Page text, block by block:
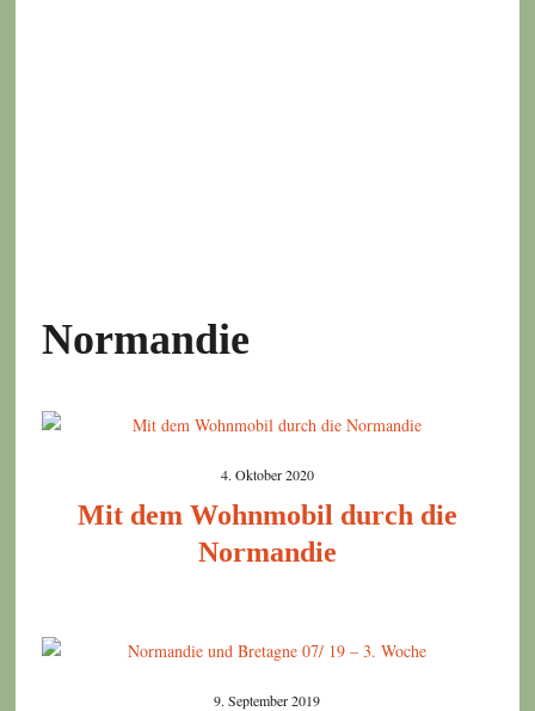
Normandie
4. Oktober 2020
Mit dem Wohnmobil durch die
Normandie
9. September 2019